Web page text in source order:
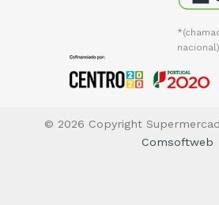
nacional)
© 2026 Copyright
Comsoftweb